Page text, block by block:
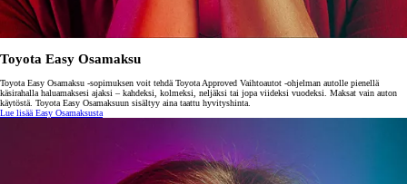
Toyota Easy Osamaksu
Toyota Easy Osamaksu -sopimuksen voit tehdä Toyota Approved Vaihtoautot -ohjelman autolle pienellä
käsirahalla haluamaksesi ajaksi – kahdeksi, kolmeksi, neljäksi tai jopa viideksi vuodeksi. Maksat vain auton
käytöstä. Toyota Easy Osamaksuun sisältyy aina taattu hyvityshinta.
Lue lisää Easy Osamaksusta